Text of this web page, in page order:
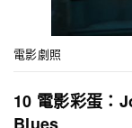
電影劇照
10 電影彩蛋：